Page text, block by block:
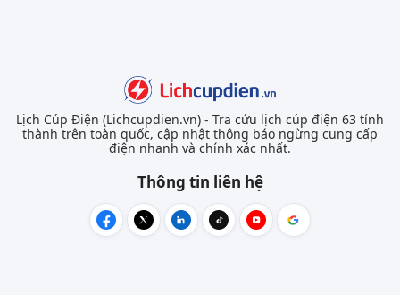
Lịch Cúp Điện (Lichcupdien.vn) - Tra cứu lịch cúp điện 63 tỉnh
thành trên toàn quốc, cập nhật thông báo ngừng cung cấp
điện nhanh và chính xác nhất.
Thông tin liên hệ